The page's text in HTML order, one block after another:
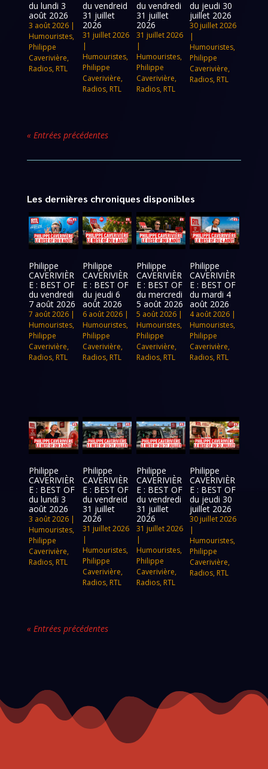
du lundi 3
août 2026
3 août 2026 |
Humouristes,
Philippe
Caverivière,
Radios, RTL
du vendreid
31 juillet
2026
31 juillet 2026
|
Humouristes,
Philippe
Caverivière,
Radios, RTL
du vendredi
31 juillet
2026
31 juillet 2026
|
Humouristes,
Philippe
Caverivière,
Radios, RTL
du jeudi 30
juillet 2026
30 juillet 2026
|
Humouristes,
Philippe
Caverivière,
Radios, RTL
« Entrées précédentes
Les dernières chroniques disponibles
Philippe
CAVERIVIÈR
E : BEST OF
du vendredi
7 août 2026
7 août 2026 |
Humouristes,
Philippe
Caverivière,
Radios, RTL
Philippe
CAVERIVIÈR
E : BEST OF
du jeudi 6
août 2026
6 août 2026|
Humouristes,
Philippe
Caverivière,
Radios, RTL
Philippe
CAVERIVIÈR
E : BEST OF
du mercredi
5 août 2026
5 août 2026|
Humouristes,
Philippe
Caverivière,
Radios, RTL
Philippe
CAVERIVIÈR
E : BEST OF
du mardi 4
août 2026
4 août 2026 |
Humouristes,
Philippe
Caverivière,
Radios, RTL
Philippe
CAVERIVIÈR
E : BEST OF
du lundi 3
août 2026
3 août 2026 |
Humouristes,
Philippe
Caverivière,
Radios, RTL
Philippe
CAVERIVIÈR
E : BEST OF
du vendreid
31 juillet
2026
31 juillet 2026
|
Humouristes,
Philippe
Caverivière,
Radios, RTL
Philippe
CAVERIVIÈR
E : BEST OF
du vendredi
31 juillet
2026
31 juillet 2026
|
Humouristes,
Philippe
Caverivière,
Radios, RTL
Philippe
CAVERIVIÈR
E : BEST OF
du jeudi 30
juillet 2026
30 juillet 2026
|
Humouristes,
Philippe
Caverivière,
Radios, RTL
« Entrées précédentes